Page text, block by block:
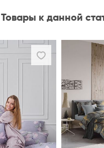
Товары к данной